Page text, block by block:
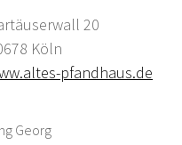
20
Köln
pfandhaus.de
Georg